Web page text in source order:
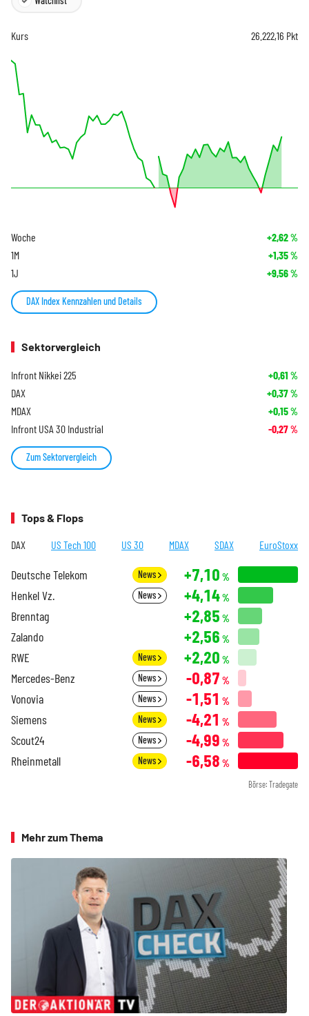
Kurs 26.222,16 Pkt
Woche +2,62%
1M +1,35%
1J +9,56%
DAX Index Kennzahlen und Details
Sektorvergleich
Infront Nikkei 225 +0,61 %
DAX +0,37%
MDAX +0,15%
Infront USA 30 Industrial -0,27%
Zum Sektorvergleich
Tops & Flops
DAX US Tech 100 US 30 MDAX SDAX EuroStoxx
Deutsche Telekom News +7,10 %
Henkel Vz. News +4,14%
Brenntag +2,85 %
Zalando +2,56 %
RWE News +2,20 %
Mercedes-Benz News -0,87 %
Vonovia News -1,51 %
Siemens News -4,21 %
Scout24 News -4,99 %
Rheinmetall News -6,58 %
Börse: Tradegate
Mehr zum Thema